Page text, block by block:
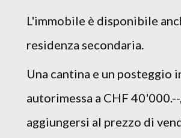
L'immobile è disponibile
residenza secondaria.
Una cantina e un posteggio
autorimessa a CHF 40'000.--
aggiungersi al prezzo di